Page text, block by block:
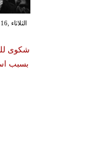
شكوى
بسبب